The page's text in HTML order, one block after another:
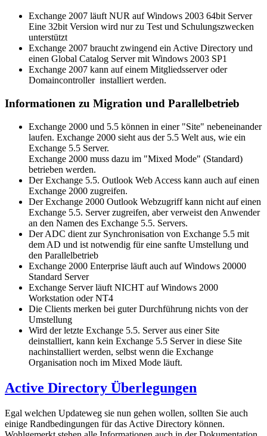
Exchange 2007 läuft NUR auf Windows 2003 64bit Server
Eine 32bit Version wird nur zu Test und Schulungszwecken
unterstützt
Exchange 2007 braucht zwingend ein Active Directory und
einen Global Catalog Server mit Windows 2003 SP1
Exchange 2007 kann auf einem Mitgliedsserver oder
Domaincontroller installiert werden.
Informationen zu Migration und Parallelbetrieb
Exchange 2000 und 5.5 können in einer "Site" nebeneinander
laufen. Exchange 2000 sieht aus der 5.5 Welt aus, wie ein
Exchange 5.5 Server.
Exchange 2000 muss dazu im "Mixed Mode" (Standard)
betrieben werden.
Der Exchange 5.5. Outlook Web Access kann auch auf einen
Exchange 2000 zugreifen.
Der Exchange 2000 Outlook Webzugriff kann nicht auf einen
Exchange 5.5. Server zugreifen, aber verweist den Anwender
an den Namen des Exchange 5.5. Servers.
Der ADC dient zur Synchronisation von Exchange 5.5 mit
dem AD und ist notwendig für eine sanfte Umstellung und
den Parallelbetrieb
Exchange 2000 Enterprise läuft auch auf Windows 20000
Standard Server
Exchange Server läuft NICHT auf Windows 2000
Workstation oder NT4
Die Clients merken bei guter Durchführung nichts von der
Umstellung
Wird der letzte Exchange 5.5. Server aus einer Site
deinstalliert, kann kein Exchange 5.5 Server in diese Site
nachinstalliert werden, selbst wenn die Exchange
Organisation noch im Mixed Mode läuft.
Active Directory Überlegungen
Egal welchen Updateweg sie nun gehen wollen, sollten Sie auch
einige Randbedingungen für das Active Directory können.